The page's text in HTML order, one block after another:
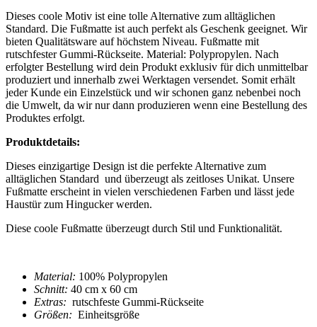
Dieses coole Motiv ist eine tolle Alternative zum alltäglichen
Standard. Die Fußmatte ist auch perfekt als Geschenk geeignet. Wir
bieten Qualitätsware auf höchstem Niveau. Fußmatte mit
rutschfester Gummi-Rückseite. Material: Polypropylen. Nach
erfolgter Bestellung wird dein Produkt exklusiv für dich unmittelbar
produziert und innerhalb zwei Werktagen versendet. Somit erhält
jeder Kunde ein Einzelstück und wir schonen ganz nebenbei noch
die Umwelt, da wir nur dann produzieren wenn eine Bestellung des
Produktes erfolgt.
Produktdetails:
Dieses einzigartige Design ist die perfekte Alternative zum
alltäglichen Standard und überzeugt als zeitloses Unikat. Unsere
Fußmatte erscheint in vielen verschiedenen Farben und lässt jede
Haustür zum Hingucker werden.
Diese coole Fußmatte überzeugt durch Stil und Funktionalität.
Material: 100% Polypropylen
Schnitt: 40 cm x 60 cm
Extras: rutschfeste Gummi-Rückseite
Größen: Einheitsgröße